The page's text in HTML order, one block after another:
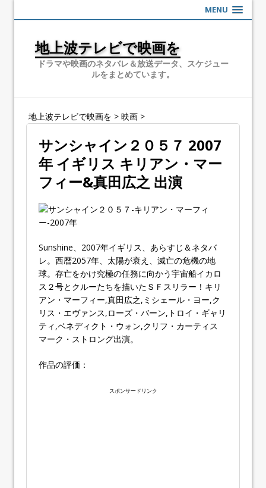
MENU
地上波テレビで映画を
ドラマや映画のネタバレ＆放送データ、スケジュー
ルをまとめています。
地上波テレビで映画を > 映画 >
サンシャイン２０５７ 2007
年 イギリス キリアン・マー
フィー&真田広之 出演
Sunshine、2007年イギリス、あらすじ＆ネタバ
レ。西暦2057年、太陽が衰え、滅亡の危機の地
球。存亡をかけ究極の任務に向かう宇宙船イカロ
ス２号とクルーたちを描いたＳＦスリラー！キリ
アン・マーフィー,真田広之,ミシェール・ヨー,ク
リス・エヴァンス,ローズ・バーン,トロイ・ギャリ
ティ,ベネディクト・ウォン,クリフ・カーティス
マーク・ストロング出演。
作品の評価：
スポンサードリンク